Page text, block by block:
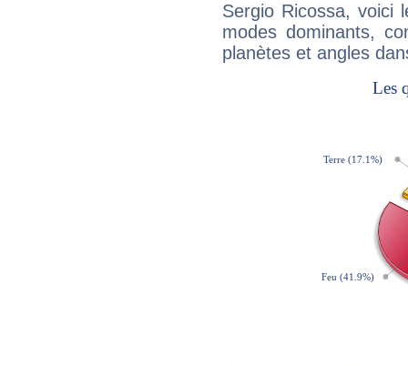
Sergio Ricossa, voici
modes dominants,
planètes et angles